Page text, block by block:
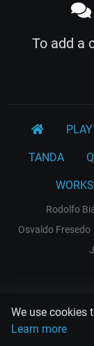
We use cookies
Learn more
To add a
PLAY
TANDA
Rodolfo
Osvaldo Fresedo